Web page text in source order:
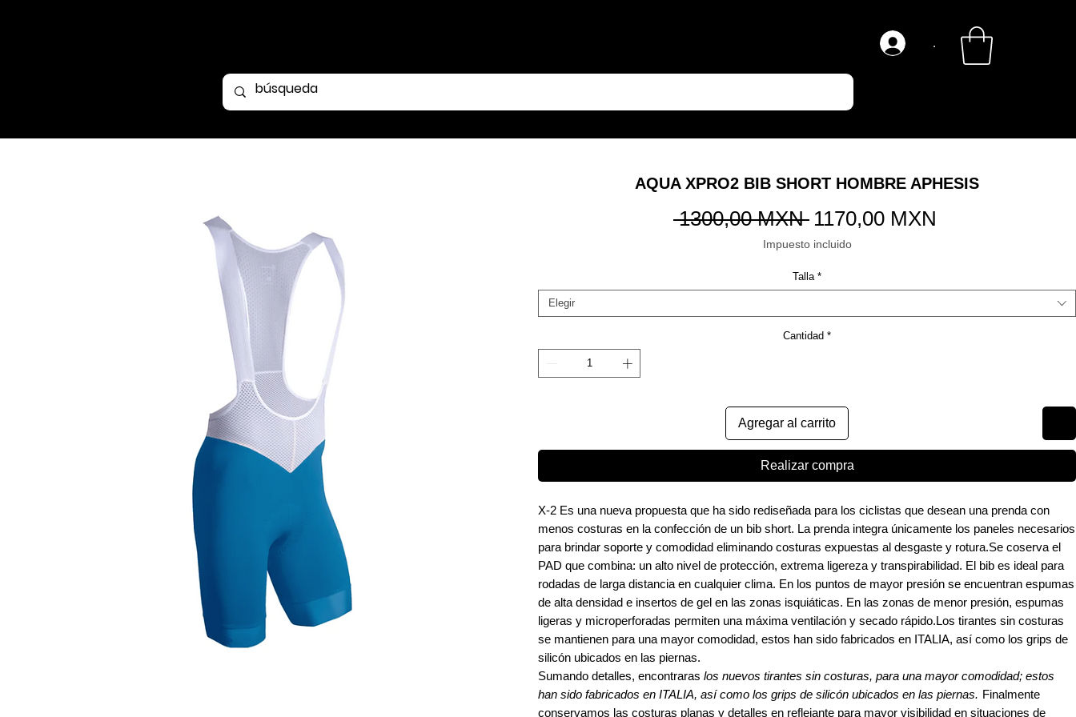
.
AQUA XPRO2 BIB SHORT HOMBRE APHESIS
1300,00 MXN Precio
1170,00 MXN
Impuesto incluido
Talla *
Elegir
Cantidad *
Agregar al carrito
Realizar compra
X-2 Es una nueva propuesta que ha sido rediseñada para los ciclistas que desean una prenda con
menos costuras en la confección de un bib short. La prenda integra únicamente los paneles necesarios
para brindar soporte y comodidad eliminando costuras expuestas al desgaste y rotura.Se coserva el
PAD que combina: un alto nivel de protección, extrema ligereza y transpirabilidad. El bib es ideal para
rodadas de larga distancia en cualquier clima. En los puntos de mayor presión se encuentran espumas
de alta densidad e insertos de gel en las zonas isquiáticas. En las zonas de menor presión, espumas
ligeras y microperforadas permiten una máxima ventilación y secado rápido.Los tirantes sin costuras
se mantienen para una mayor comodidad, estos han sido fabricados en ITALIA, así como los grips de
silicón ubicados en las piernas.
Sumando detalles, encontraras los nuevos tirantes sin costuras, para una mayor comodidad; estos
han sido fabricados en ITALIA, así como los grips de silicón ubicados en las piernas. Finalmente
conservamos las costuras planas y detalles en reflejante para mayor visibilidad en situaciones de